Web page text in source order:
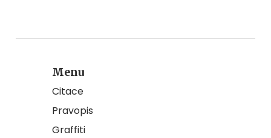
Menu
Citace
Pravopis
Graffiti